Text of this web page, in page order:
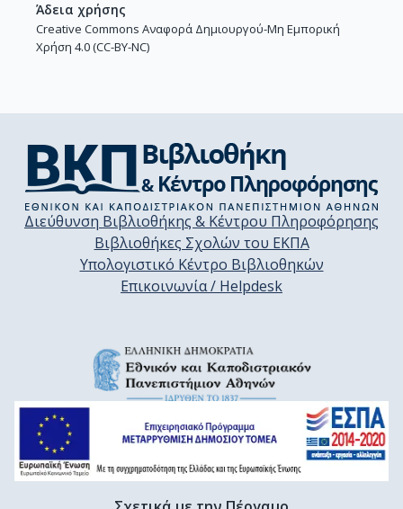
Άδεια χρήσης
Creative Commons Αναφορά Δημιουργού-Μη Εμπορική
Χρήση 4.0 (CC-BY-NC)
Διεύθυνση Βιβλιοθήκης & Κέντρου Πληροφόρησης
Βιβλιοθήκες Σχολών του ΕΚΠΑ
Υπολογιστικό Κέντρο Βιβλιοθηκών
Επικοινωνία / Helpdesk